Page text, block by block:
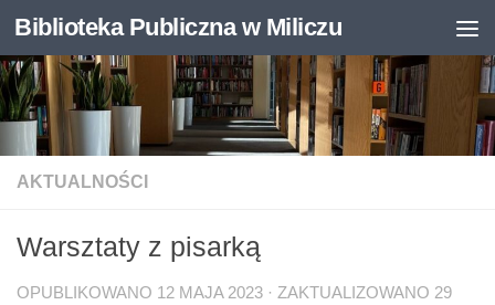
Otwórz pasek narzędzi
Skip to content
Biblioteka Publiczna w Miliczu
AKTUALNOŚCI
Warsztaty z pisarką
OPUBLIKOWANO 12 MAJA 2023 · ZAKTUALIZOWANO 29